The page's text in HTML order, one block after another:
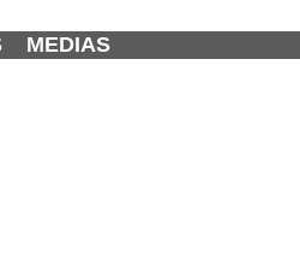
MEDIAS